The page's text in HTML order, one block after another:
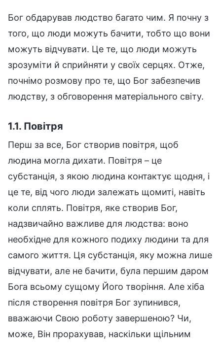
Бог обдарував людство багато чим. Я почну з
того, що люди можуть бачити, тобто що вони
можуть відчувати. Це те, що люди можуть
зрозуміти й сприйняти у своїх серцях. Отже,
почнімо розмову про те, що Бог забезпечив
людству, з обговорення матеріального світу.
1.1. Повітря
Перш за все, Бог створив повітря, щоб
людина могла дихати. Повітря – це
субстанція, з якою людина контактує щодня, і
це те, від чого люди залежать щомиті, навіть
коли сплять. Повітря, яке створив Бог,
надзвичайно важливе для людства: воно
необхідне для кожного подиху людини та для
самого життя. Ця субстанція, яку можна лише
відчувати, але не бачити, була першим даром
Бога всьому сущому Його творіння. Але хіба
після створення повітря Бог зупинився,
вважаючи Свою роботу завершеною? Чи,
може, Він прорахував, наскільки щільним